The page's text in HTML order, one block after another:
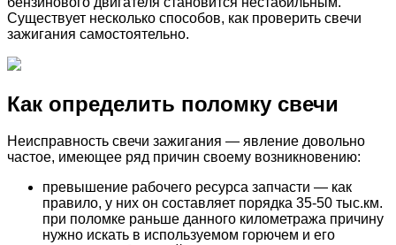
Существует несколько способов, как проверить свечи
зажигания самостоятельно.
Как определить поломку свечи
Неисправность свечи зажигания — явление довольно
частое, имеющее ряд причин своему возникновению:
превышение рабочего ресурса запчасти — как
правило, у них он составляет порядка 35-50 тыс.км.
при поломке раньше данного километража причину
нужно искать в используемом горючем и его